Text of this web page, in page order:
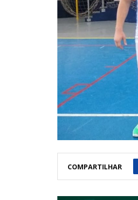
COMPARTILHAR